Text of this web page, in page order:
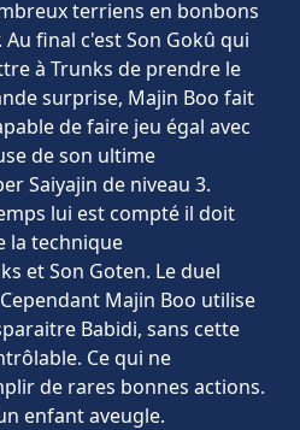
terriens en bonbons
Au final c'est Son Gokû qui
à Trunks de prendre le
surprise, Majin Boo fait
de faire jeu égal avec
de son ultime
Saiyajin de niveau 3.
lui est compté il doit
la technique
et Son Goten. Le duel
Majin Boo utilise
Babidi, sans cette
Ce qui ne
de rares bonnes actions.
enfant aveugle.